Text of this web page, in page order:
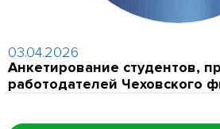
03.04.2026
Анкетирование студентов,
работодателей